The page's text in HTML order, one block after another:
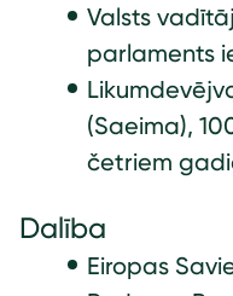
Valsts
parlaments
(Saeima),
četriem
Dalība
Eiropas